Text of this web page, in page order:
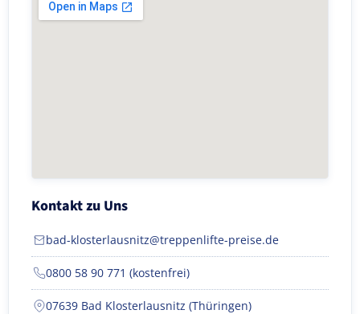
Kontakt zu Uns
bad-klosterlausnitz@treppenlifte-preise.de
0800 58 90 771 (kostenfrei)
07639 Bad Klosterlausnitz (Thüringen)